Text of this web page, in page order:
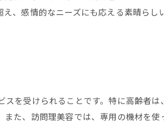
、感情的なニーズにも応える素晴らし
を受けられることです。特に高齢者
た、訪問理美容では、専用の機材を使